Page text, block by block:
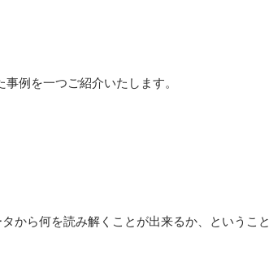
例を一つご紹介いたします。
から何を読み解くことが出来るか、ということ